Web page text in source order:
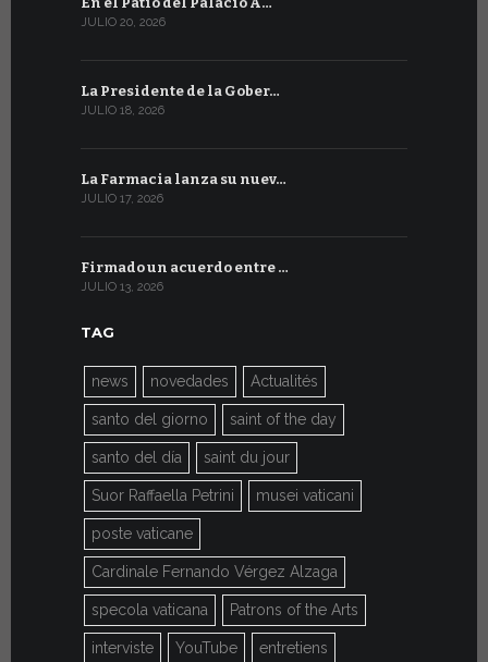
JULIO 20, 2026
La Presidente de la Gober…
JULIO 18, 2026
La Farmacia lanza su nuev…
JULIO 17, 2026
Firmado un acuerdo entre …
JULIO 13, 2026
TAG
news novedades Actualités
santo del giorno saint of the day
santo del día saint du jour
Suor Raffaella Petrini musei vaticani
poste vaticane
Cardinale Fernando Vérgez Alzaga
specola vaticana Patrons of the Arts
interviste YouTube entretiens